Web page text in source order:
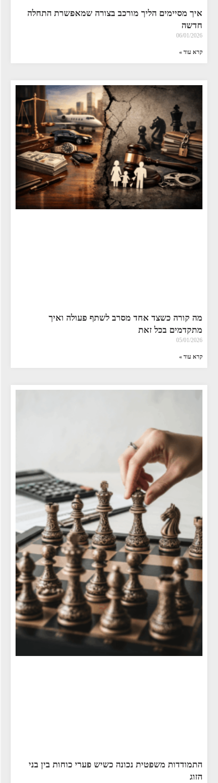
איך מסיימים הליך מורכב בצורה שמאפשרת התחלה
חדשה
06/01/2026
קרא עוד »
מה קורה כשצד אחד מסרב לשתף פעולה ואיך
מתקדמים בכל זאת
05/01/2026
קרא עוד »
התמודדות משפטית נכונה כשיש פערי כוחות בין בני
הזוג